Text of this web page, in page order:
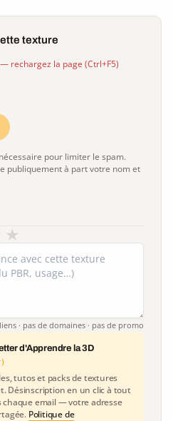
texture
rechargez la page (Ctrl+F5)
pour limiter le spam.
publiquement à part votre nom et
★
· pas de domaines · pas de promo
d'Apprendre la 3D
tutos et packs de textures
Désinscription en un clic à tout
chaque email — votre adresse
Politique de